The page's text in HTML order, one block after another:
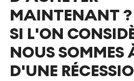
MAINTENANT ?
SI L'ON
NOUS SOMMES
D'UNE